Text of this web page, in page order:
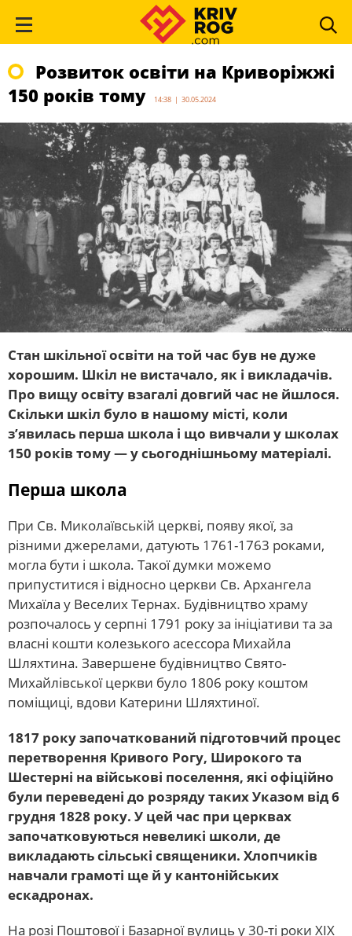
Розвиток освіти на Криворіжжі
150 років тому
14:38 | 30.05.2024
Стан шкільної освіти на той час був не дуже
хорошим. Шкіл не вистачало, як і викладачів.
Про вищу освіту взагалі довгий час не йшлося.
Скільки шкіл було в нашому місті, коли
з’явилась перша школа і що вивчали у школах
150 років тому — у сьогоднішньому матеріалі.
Перша школа
При Св. Миколаївській церкві, появу якої, за
різними джерелами, датують 1761-1763 роками,
могла бути і школа. Такої думки можемо
припуститися і відносно церкви Св. Архангела
Михаїла у Веселих Тернах. Будівництво храму
розпочалось у серпні 1791 року за ініціативи та за
власні кошти колезького асессора Михайла
Шляхтина. Завершене будівництво Свято-
Михайлівської церкви було 1806 року коштом
поміщиці, вдови Катерини Шляхтиної.
1817 року започаткований підготовчий процес
перетворення Кривого Рогу, Широкого та
Шестерні на військові поселення, які офіційно
були переведені до розряду таких Указом від 6
грудня 1828 року. У цей час при церквах
започатковуються невеликі школи, де
викладають сільські священики. Хлопчиків
навчали грамоті ще й у кантонійських
ескадронах.
На розі Поштової і Базарної вулиць у 30-ті роки ХІХ